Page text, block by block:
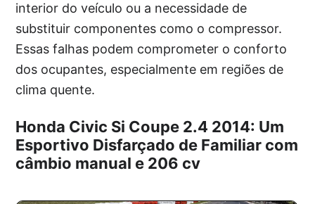
interior do veículo ou a necessidade de
substituir componentes como o compressor.
Essas falhas podem comprometer o conforto
dos ocupantes, especialmente em regiões de
clima quente.
Honda Civic Si Coupe 2.4 2014: Um
Esportivo Disfarçado de Familiar com
câmbio manual e 206 cv